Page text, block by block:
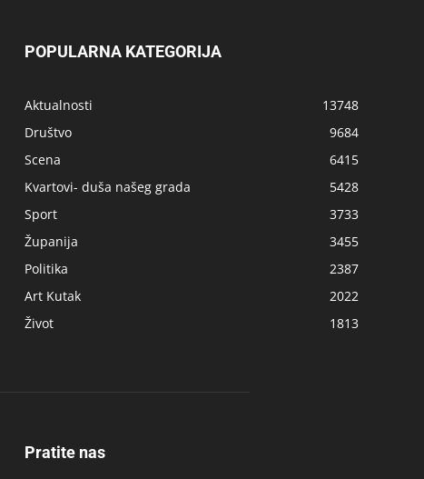
POPULARNA KATEGORIJA
Aktualnosti
13748
Društvo
9684
Scena
6415
Kvartovi- duša našeg grada
5428
Sport
3733
Županija
3455
Politika
2387
Art Kutak
2022
Život
1813
Pratite nas